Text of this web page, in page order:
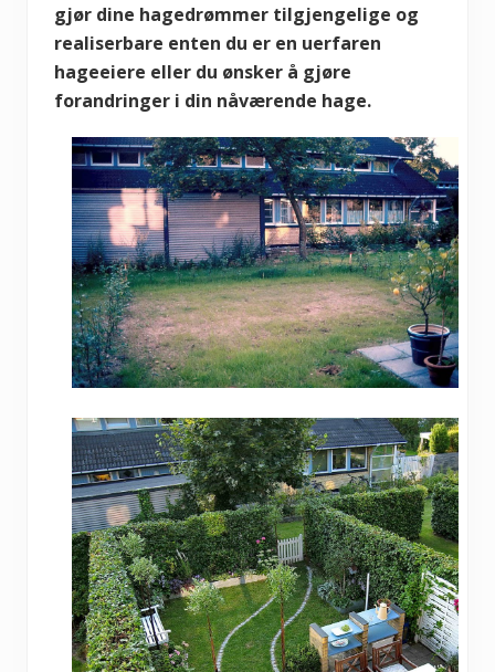
gjør dine hagedrømmer tilgjengelige og
realiserbare enten du er en uerfaren
hageeiere eller du ønsker å gjøre
forandringer i din nåværende hage.